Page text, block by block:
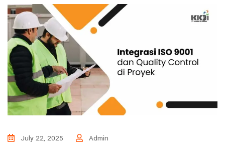
July 22, 2025 Admin